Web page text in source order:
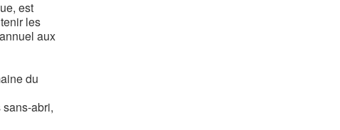
est
les
aux
du
abri,